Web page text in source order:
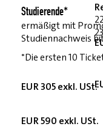
Studierende*
ermäßigt mit
Studiennachweis
*Die ersten 10
EUR 305 exkl. USt.
EUR 590 exkl. USt.